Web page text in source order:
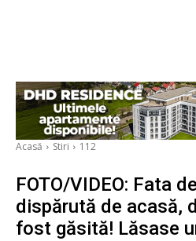
Acasă Stiri 112
FOTO/VIDEO: Fata
dispărută de acasă,
fost găsită! Lăsase